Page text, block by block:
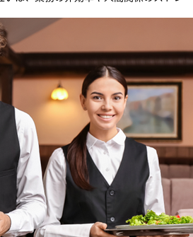
続けるインフラ 金融機関等への豊富な
リティ体制を完備し、機密性を要する環
ける教育プラットフォームとなっていま
後も「SmartSkill Talk」の機能拡充と
人財育成における課題解決に貢献してまい
Talk 公式HP＞
＜トライアルのお申込み
していただくために、教育ご担当者様向
います。詳しくは、トライアルお申込みペ
い。 株式会社レビックグローバルについ
式会社ウィザスのグループ会社で1977年
ム）、タレントマネジメントシステム、e
向け動画を提供しています。会社創立以
ノウハウをベースに最適なサービスを提供
社レビックグローバル 本 社 ：東京
ル2号館4階 代表者 ：代表取締役社
学習管理システム）・タレントマネジメ
ンテンツ・企業向け動画提供等のソリュ
高めるための具体的な方法を、原因の分
境づくりまで詳しく解説します。 AIロー
外国人スタッフの日本語教育の効率化およ
ッフが感じる「コミュニケーションの壁」
スの詳細や機能については、公式ページを
く外国人が増えている理由 コミュニケー
本原因 外国人労働者とうまくコミュニケ
外国人労働者とのコミュニケーションギ
Talk まとめ Q&A 日本で働く外国人が増
日本のさまざまな職場で外
が当たり前になりました 厚生労働省の
状況まとめ（※1）』によると、令和7年
2,571,037人に達し、届出が義務化され
新しています。 日本で働く外国人がこ
には、大きく分けて「企業のニーズ」
」という3つの要因が絡み合っていま